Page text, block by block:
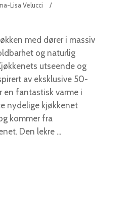
Lisa Velucci
med dører i massiv
og naturlig
utseende og
av eksklusive 50-
en fantastisk varme i
nydelige kjøkkenet
kommer fra
Den lekre